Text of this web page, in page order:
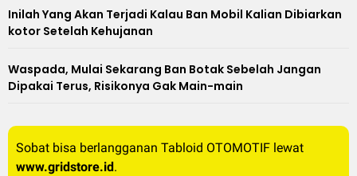
Inilah Yang Akan Terjadi Kalau Ban Mobil Kalian Dibiarkan
kotor Setelah Kehujanan
Waspada, Mulai Sekarang Ban Botak Sebelah Jangan
Dipakai Terus, Risikonya Gak Main-main
Sobat bisa berlangganan Tabloid OTOMOTIF lewat
www.gridstore.id .